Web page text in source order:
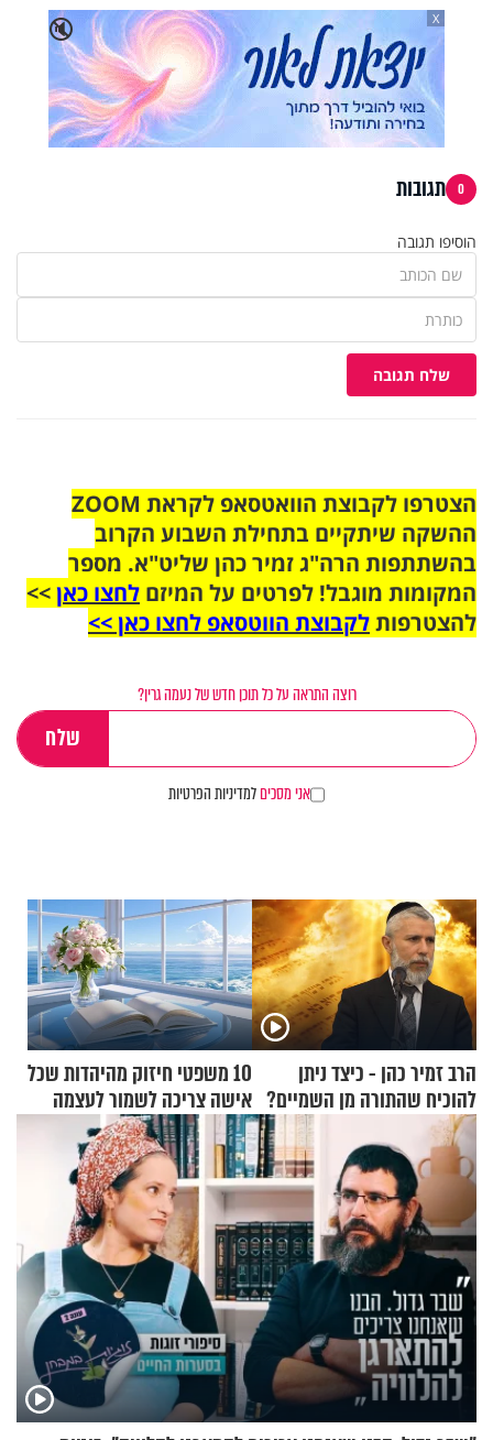
🔇
X
0 תגובות
הוסיפו תגובה
שלח תגובה
הצטרפו לקבוצת הוואטסאפ לקראת ZOOM
ההשקה שיתקיים בתחילת השבוע הקרוב
בהשתתפות הרה"ג זמיר כהן שליט"א. מספר
המקומות מוגבל! לפרטים על המיזם לחצו כאן>>
להצטרפותלקבוצת הווטסאפ לחצו כאן >>
רוצה התראה על כל תוכן חדש של נעמה גרין?
אני מסכיםלמדיניות הפרטיות
הרב זמיר כהן - כיצד ניתן
להוכיח שהתורה מן השמיים?
10 משפטי חיזוק מהיהדות שכל
אישה צריכה לשמור לעצמה